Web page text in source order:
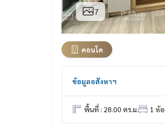
7
คอนโด
ข้อมูลอสังหาฯ
พื้นที่ : 28.00 ตร.ม. 1 ห้